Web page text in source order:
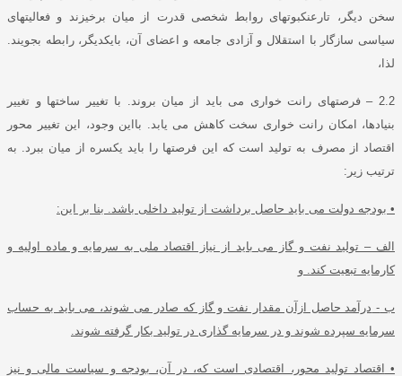
سخن دیگر، تارعنکبوتهای روابط شخصی قدرت از میان برخیزند و فعالیتهای
سیاسی سازگار با استقلال و آزادی جامعه و اعضای آن، بایکدیگر، رابطه بجویند
لذا،
2.2 – فرصتهای رانت خواری می باید از میان بروند
با تغییر ساختها و تغییر
بنیادها، امکان رانت خواری سخت کاهش می یابد
بااین وجود، این تغییر محور
اقتصاد از مصرف به تولید است که این فرصتها را باید یکسره از میان ببرد
به
ترتیب زیر :
• بودجه دولت می باید حاصل برداشت از تولید داخلی باشد بنا بر این:
الف – تولید نفت و گاز می باید از نیاز اقتصاد ملی به سرمایه و ماده اولیه و
کارمایه تبعیت کند
و
ب - درآمد حاصل ازآن مقدار نفت و گاز که صادر می شوند، می باید به حساب
سرمایه سپرده شوند و در سرمایه گذاری در تولید بکار گرفته شوند
•
اقتصاد تولید محور، اقتصادی است که، در آن، بودجه و سیاست مالی و نیز